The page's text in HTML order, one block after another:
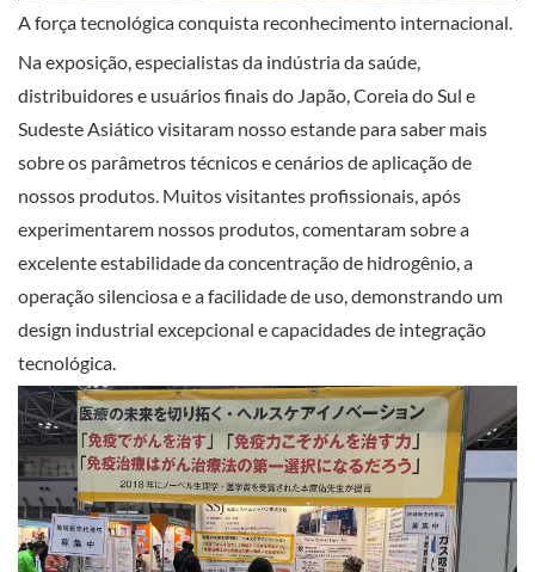
A força tecnológica conquista reconhecimento internacional.
Na exposição, especialistas da indústria da saúde,
distribuidores e usuários finais do Japão, Coreia do Sul e
Sudeste Asiático visitaram nosso estande para saber mais
sobre os parâmetros técnicos e cenários de aplicação de
nossos produtos. Muitos visitantes profissionais, após
experimentarem nossos produtos, comentaram sobre a
excelente estabilidade da concentração de hidrogênio, a
operação silenciosa e a facilidade de uso, demonstrando um
design industrial excepcional e capacidades de integração
tecnológica.